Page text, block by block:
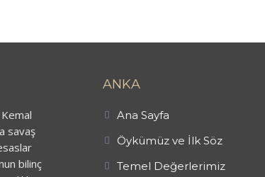
savaş
bilinç
ANKA
Ana Sayfa
Öykümüz ve İlk Söz
Temel Değerlerimiz